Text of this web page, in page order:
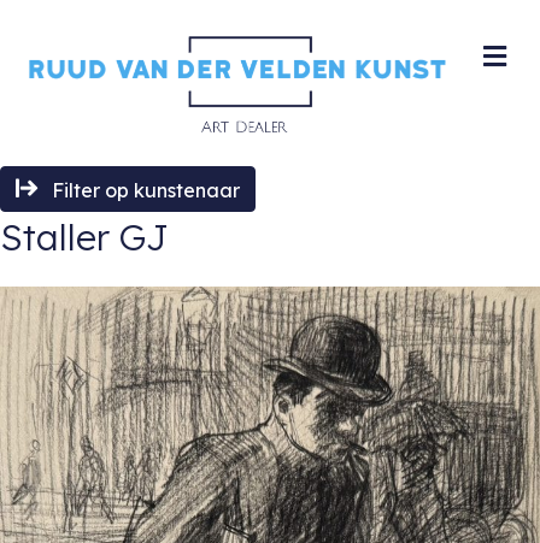
Filter op kunstenaar
Staller GJ